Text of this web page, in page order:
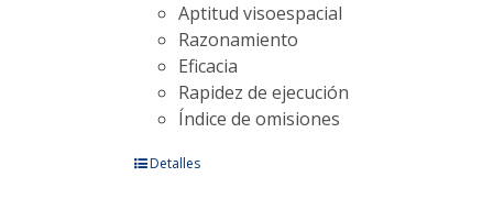
Aptitud visoespacial
Razonamiento
Eficacia
Rapidez de ejecución
Índice de omisiones
EsteDetalles